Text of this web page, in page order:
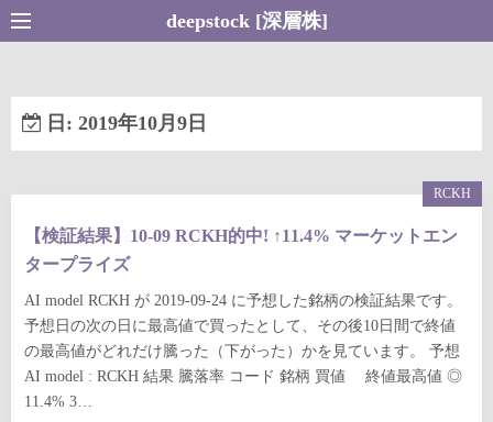
コ
ン
ン
へ
deepstock [深層株]
日: 2019年10月9日
【検証結果】10-09 RCKH的中! ↑11.4% マーケットエン
タープライズ
AI model RCKH が 2019-09-24 に予想した銘柄の検証結果です。
予想日の次の日に最高値で買ったとして、その後10日間で終値
の最高値がどれだけ騰った（下がった）かを見ています。 予想
AI model : RCKH 結果 騰落率 コード 銘柄 買値 終値最高値 ◎
11.4% 3…
RCKH